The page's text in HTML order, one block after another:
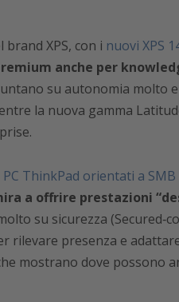
XPS, con i nuovi XPS
anche per
su autonomia molto
la nuova gamma
PC ThinkPad orientati a
a offrire prestazioni
su sicurezza
rilevare presenza e
mostrano dove possono